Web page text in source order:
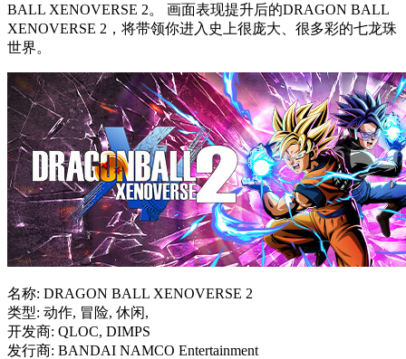
BALL XENOVERSE 2。 画面表现提升后的DRAGON BALL
XENOVERSE 2，将带领你进入史上很庞大、很多彩的七龙珠
世界。
名称: DRAGON BALL XENOVERSE 2
类型: 动作, 冒险, 休闲,
开发商: QLOC, DIMPS
发行商: BANDAI NAMCO Entertainment